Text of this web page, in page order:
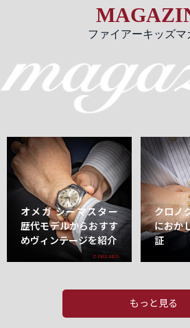
ファイアーキッズマ
オメガ シーマスター
歴代モデルからおすす
めヴィンテージを紹介
クロノ
におか
証
もっと見る